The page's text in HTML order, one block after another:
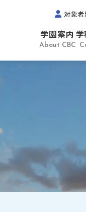
学園案内
About CBC
対象者